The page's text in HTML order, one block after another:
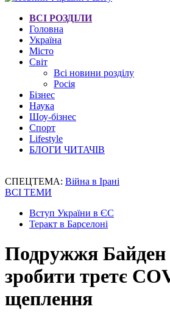
ВСІ РОЗДІЛИ
Головна
Україна
Місто
Світ
Всі новини розділу
Росія
Бізнес
Наука
Шоу-бізнес
Спорт
Lifestyle
БЛОГИ ЧИТАЧІВ
СПЕЦТЕМА: Війна в Ірані
ВСІ ТЕМИ
Вступ України в ЄС
Теракт в Барселоні
Подружжя Байден
зробити третє
щеплення